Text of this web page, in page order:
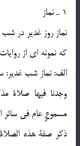
1 ـ نماز
نماز روز غدیر در
که نمونه ای از
الف: نماز شب غدیر:
وجدنا فیها صلاة
مسموعٍ عام فی سائر
ذکر صفة هذه